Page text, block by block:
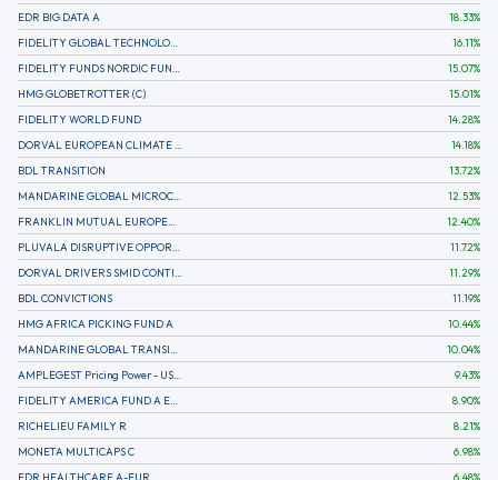
EDR BIG DATA A
18.33%
16.11%
15.07%
HMG GLOBETROTTER (C)
15.01%
FIDELITY WORLD FUND
14.28%
14.18%
BDL TRANSITION
13.72%
12.53%
12.40%
11.72%
11.29%
BDL CONVICTIONS
11.19%
HMG AFRICA PICKING FUND A
10.44%
10.04%
9.43%
8.90%
RICHELIEU FAMILY R
8.21%
MONETA MULTICAPS C
6.98%
EDR HEALTHCARE A-EUR
6.48%